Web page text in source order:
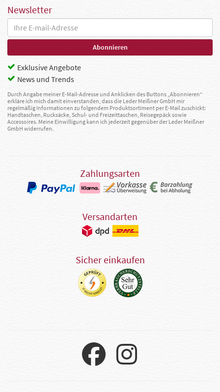
Newsletter
Exklusive Angebote
News und Trends
Durch Angabe meiner E-Mail-Adresse und Anklicken des Buttons „Abonnieren“
erkläre ich mich damit einverstanden, dass die Leder Meißner GmbH mir
regelmäßig Informationen zu folgendem Produktsortiment per E-Mail zuschickt:
Handtaschen, Rucksäcke, Schul- und Freizeittaschen, Reisegepäck sowie
Accessoires. Meine Einwilligung kann ich jederzeit gegenüber der Leder Meißner
GmbH widerrufen.
Zahlungsarten
Versandarten
Sicher einkaufen